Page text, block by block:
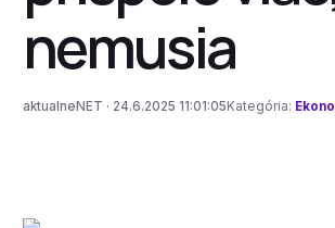
nemusia
aktualneNET · 24.6.2025 11:01:05 Kategória: